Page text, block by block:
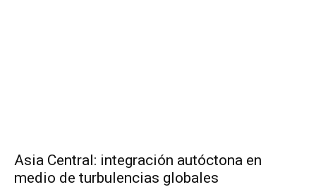
Asia Central: integración autóctona en
medio de turbulencias globales